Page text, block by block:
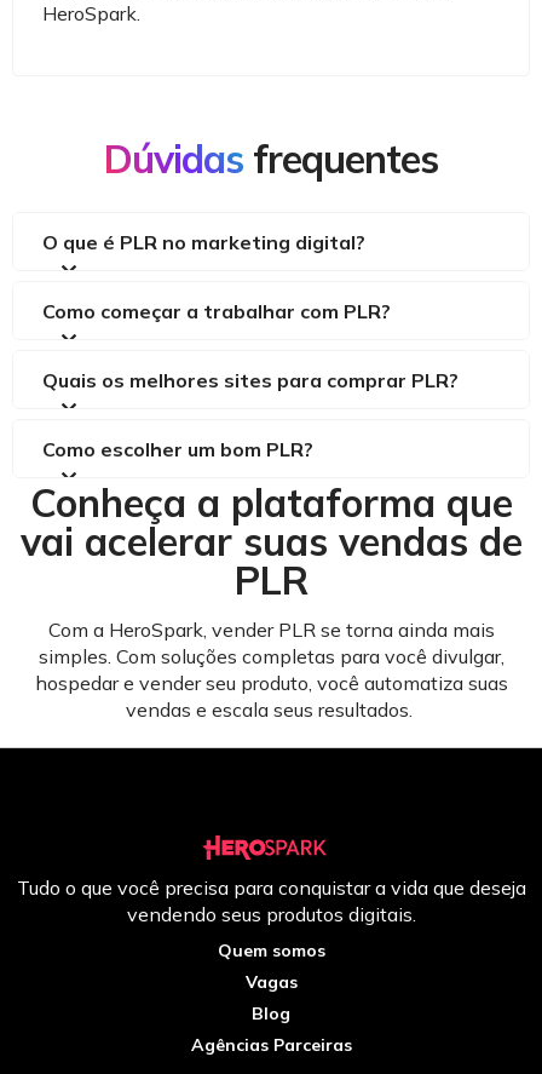
HeroSpark.
Dúvidas frequentes
O que é PLR no marketing digital?
Como começar a trabalhar com PLR?
Quais os melhores sites para comprar PLR?
Como escolher um bom PLR?
Conheça a plataforma que
vai acelerar suas vendas de
PLR
Com a HeroSpark, vender PLR se torna ainda mais
simples. Com soluções completas para você divulgar,
hospedar e vender seu produto, você automatiza suas
vendas e escala seus resultados.
Tudo o que você precisa para conquistar a vida que deseja
vendendo seus produtos digitais.
Quem somos
Vagas
Blog
Agências Parceiras